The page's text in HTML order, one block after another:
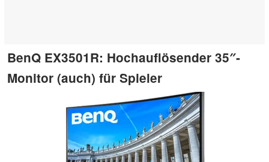
BenQ EX3501R: Hochauflösender 35″-
Monitor (auch) für Spieler